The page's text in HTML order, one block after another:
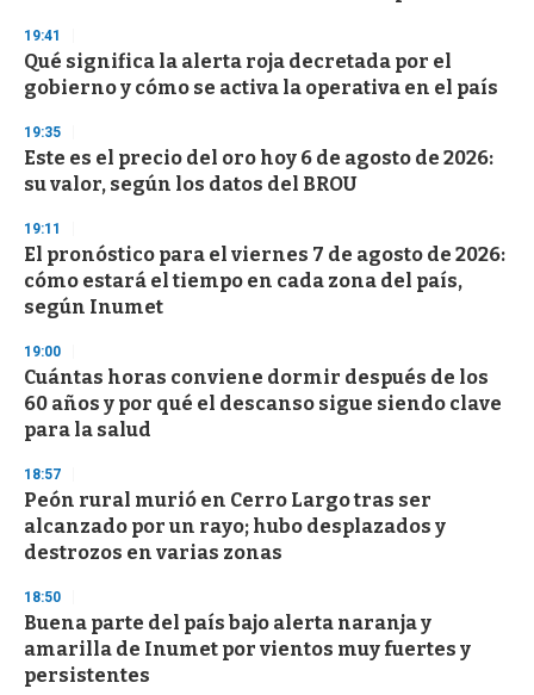
3
s
c
n
d
19:41
Qué significa la alerta roja decretada por el
gobierno y cómo se activa la operativa en el país
19:35
Este es el precio del oro hoy 6 de agosto de 2026:
su valor, según los datos del BROU
19:11
El pronóstico para el viernes 7 de agosto de 2026:
cómo estará el tiempo en cada zona del país,
según Inumet
19:00
Cuántas horas conviene dormir después de los
60 años y por qué el descanso sigue siendo clave
para la salud
18:57
Peón rural murió en Cerro Largo tras ser
alcanzado por un rayo; hubo desplazados y
destrozos en varias zonas
18:50
Buena parte del país bajo alerta naranja y
amarilla de Inumet por vientos muy fuertes y
persistentes